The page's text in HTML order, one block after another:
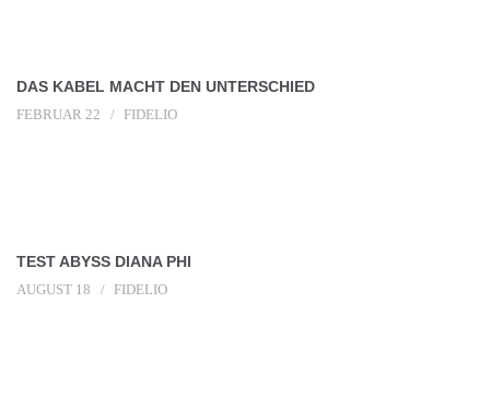
DAS KABEL MACHT DEN UNTERSCHIED
FEBRUAR 22 FIDELIO
TEST ABYSS DIANA PHI
AUGUST 18 FIDELIO